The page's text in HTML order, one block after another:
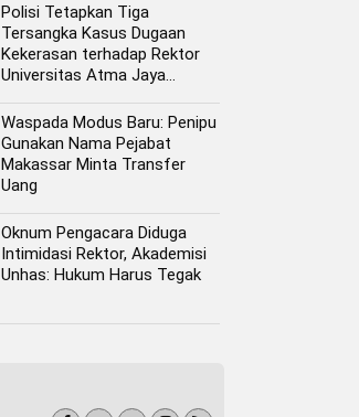
Polisi Tetapkan Tiga
Tersangka Kasus Dugaan
Kekerasan terhadap Rektor
Universitas Atma Jaya
Waspada Modus Baru: Penipu
Gunakan Nama Pejabat
Makassar Minta Transfer
Uang
Oknum Pengacara Diduga
Intimidasi Rektor, Akademisi
Unhas: Hukum Harus Tegak